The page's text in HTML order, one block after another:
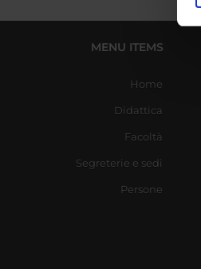
MENU ITEMS
Home
Didattica
Facoltà
Segreterie e sedi
Persone